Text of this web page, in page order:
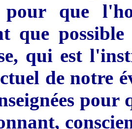
pour que
que
qui est
de notre